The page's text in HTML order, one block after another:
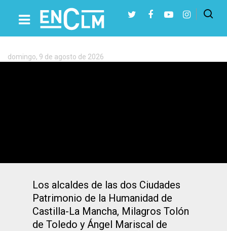
Etiqueta:
Toledo
Presiona Intro para buscar o ESC para cerrar
domingo, 9 de agosto de 2026
Los alcaldes de las dos Ciudades
Patrimonio de la Humanidad de
Castilla-La Mancha, Milagros Tolón
de Toledo y Ángel Mariscal de